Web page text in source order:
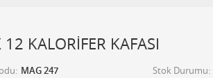
12 KALORİFER KAFASI
MAG 247 Stok Durumu